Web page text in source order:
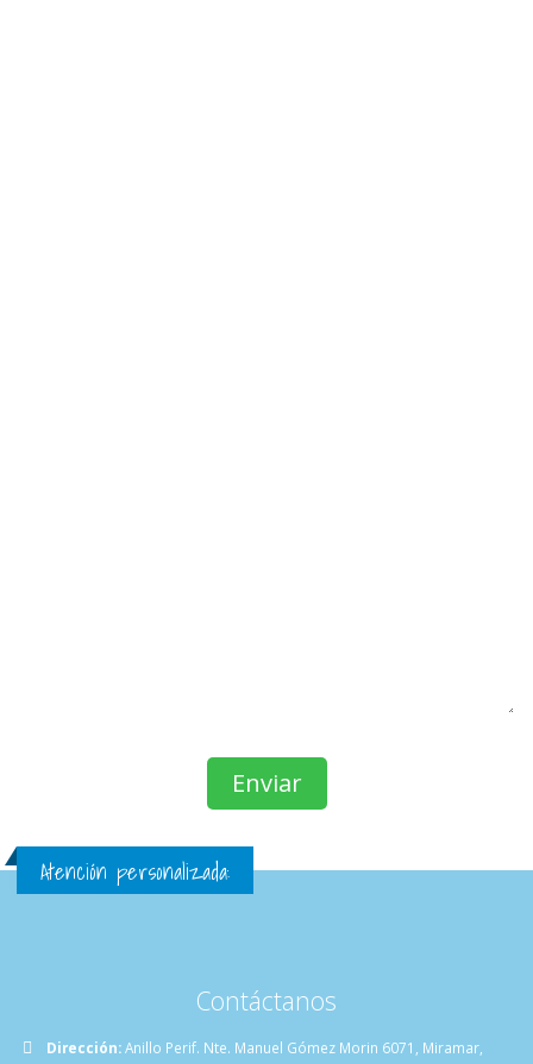
Atención personalizada:
Contáctanos
Dirección:Anillo Perif. Nte. Manuel Gómez Morin 6071, Miramar,